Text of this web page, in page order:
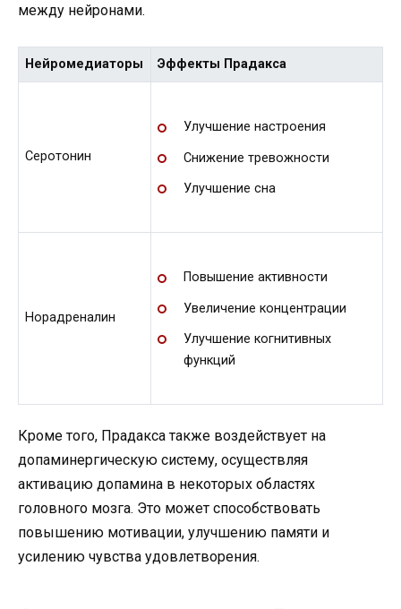
между нейронами.
Нейромедиаторы Эффекты Прадакса
Серотонин
Улучшение настроения
Снижение тревожности
Улучшение сна
Норадреналин
Повышение активности
Увеличение концентрации
Улучшение когнитивных
функций
Кроме того, Прадакса также воздействует на
допаминергическую систему, осуществляя
активацию допамина в некоторых областях
головного мозга. Это может способствовать
повышению мотивации, улучшению памяти и
усилению чувства удовлетворения.